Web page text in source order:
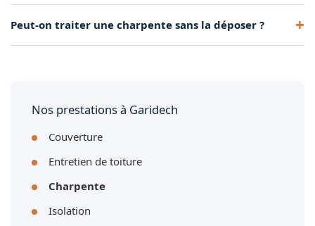
Un diagnostic rapide permet de stopper la progression.
Peut-on traiter une charpente sans la déposer ?
Nos prestations à Garidech
Couverture
Entretien de toiture
Charpente
Isolation